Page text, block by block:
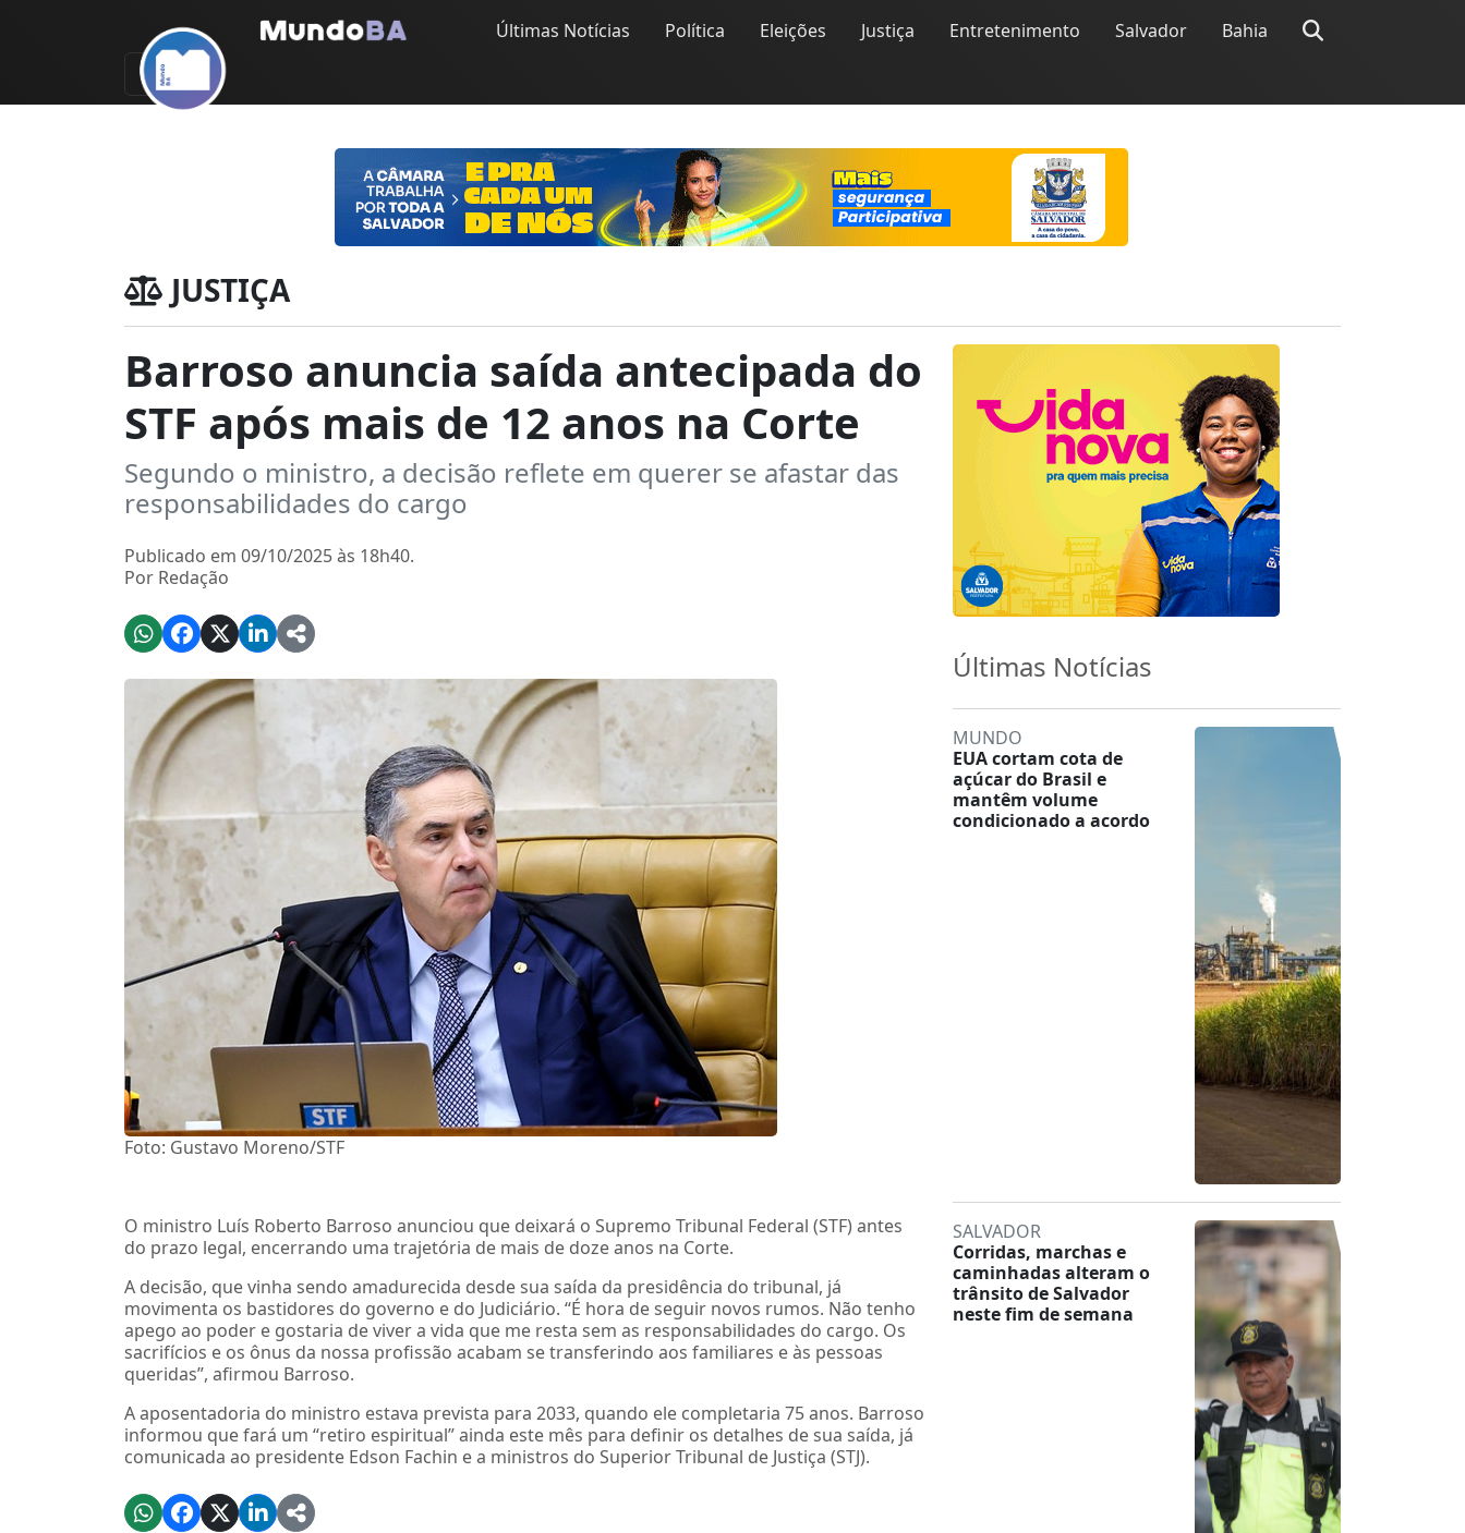
Últimas Notícias Política Eleições Justiça Entretenimento Salvador Bahia
JUSTIÇA
Barroso anuncia saída antecipada do
STF após mais de 12 anos na Corte
Segundo o ministro, a decisão reflete em querer se afastar das
responsabilidades do cargo
Publicado em 09/10/2025 às 18h40.
Por Redação
Foto: Gustavo Moreno/STF
O ministro Luís Roberto Barroso anunciou que deixará o Supremo Tribunal Federal (STF) antes
do prazo legal, encerrando uma trajetória de mais de doze anos na Corte.
A decisão, que vinha sendo amadurecida desde sua saída da presidência do tribunal, já
movimenta os bastidores do governo e do Judiciário. “É hora de seguir novos rumos. Não tenho
apego ao poder e gostaria de viver a vida que me resta sem as responsabilidades do cargo. Os
sacrifícios e os ônus da nossa profissão acabam se transferindo aos familiares e às pessoas
queridas”, afirmou Barroso.
A aposentadoria do ministro estava prevista para 2033, quando ele completaria 75 anos. Barroso
informou que fará um “retiro espiritual” ainda este mês para definir os detalhes de sua saída, já
comunicada ao presidente Edson Fachin e a ministros do Superior Tribunal de Justiça (STJ).
Últimas Notícias
MUNDO
EUA cortam cota de
açúcar do Brasil e
mantêm volume
condicionado a acordo
SALVADOR
Corridas, marchas e
caminhadas alteram o
trânsito de Salvador
neste fim de semana